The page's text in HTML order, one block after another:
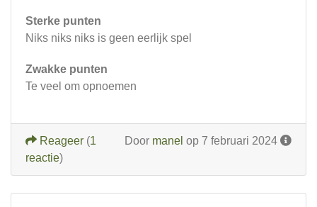
Sterke punten
Niks niks niks is geen eerlijk spel
Zwakke punten
Te veel om opnoemen
Door manel op 7 februari 2024
Reageer (1
reactie)